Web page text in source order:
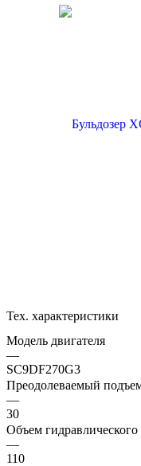
Тех. характеристики
Модель двигателя
—
SC9DF270G3
Преодолеваемый
—
30
Объем гидравлического
—
110